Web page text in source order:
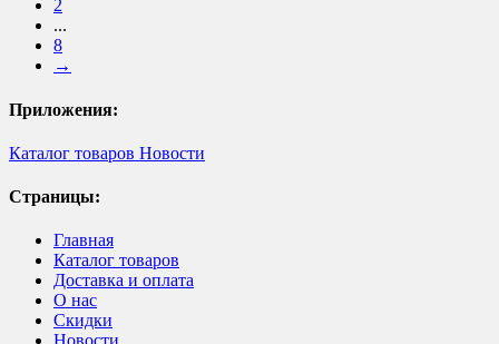
2
...
8
→
Приложения:
Каталог товаров Новости
Страницы:
Главная
Каталог товаров
Доставка и оплата
О нас
Скидки